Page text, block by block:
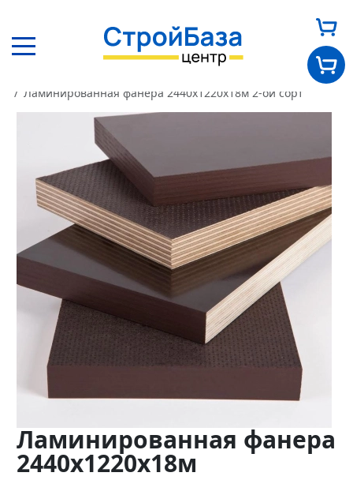
Главная
О нас
Каталог
Оплата и доставка
Новости
Контакты
+7 (961) 138-84-27
Ламинированная фанера 2440х1220х18м 2-ой сорт
Ламинированная фанера
2440х1220х18м